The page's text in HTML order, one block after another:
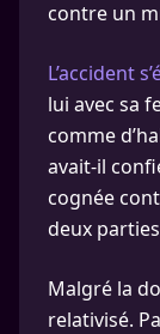
contre un
L’accident
lui avec sa
comme
avait-il
cognée
deux
Malgré la
relativisé.